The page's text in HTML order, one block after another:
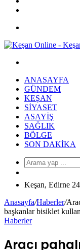
...
ANASAYFA
GÜNDEM
KEŞAN
SIYASET
ASAYIŞ
SAĞLIK
BÖLGE
SON DAKIKA
Makale
Keşan, Edirne 24
Anasayfa/Haberler/
başkanlar bisiklet
Haberler
Aracı